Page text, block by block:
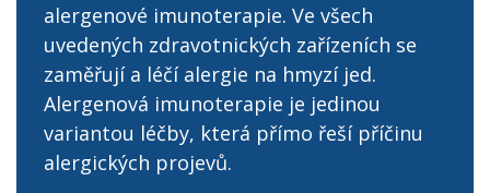
alergenové imunoterapie. Ve všech
uvedených zdravotnických zařízeních se
zaměřují a léčí alergie na hmyzí jed.
Alergenová imunoterapie je jedinou
variantou léčby, která přímo řeší příčinu
alergických projevů.